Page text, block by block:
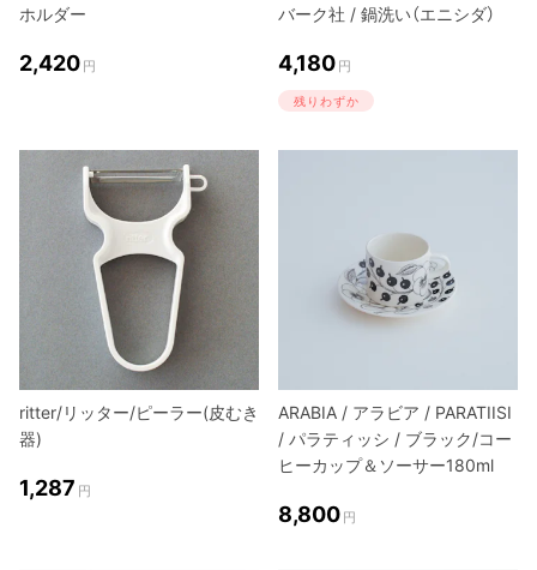
ホルダー
2,420 円
バーク社 / 鍋洗い（エニシダ）
4,180 円
残りわずか
ritter/リッター/ピーラー(皮むき
器)
1,287 円
ARABIA / アラビア / PARATIISI
/ パラティッシ / ブラック/コー
ヒーカップ＆ソーサー180ml
8,800 円